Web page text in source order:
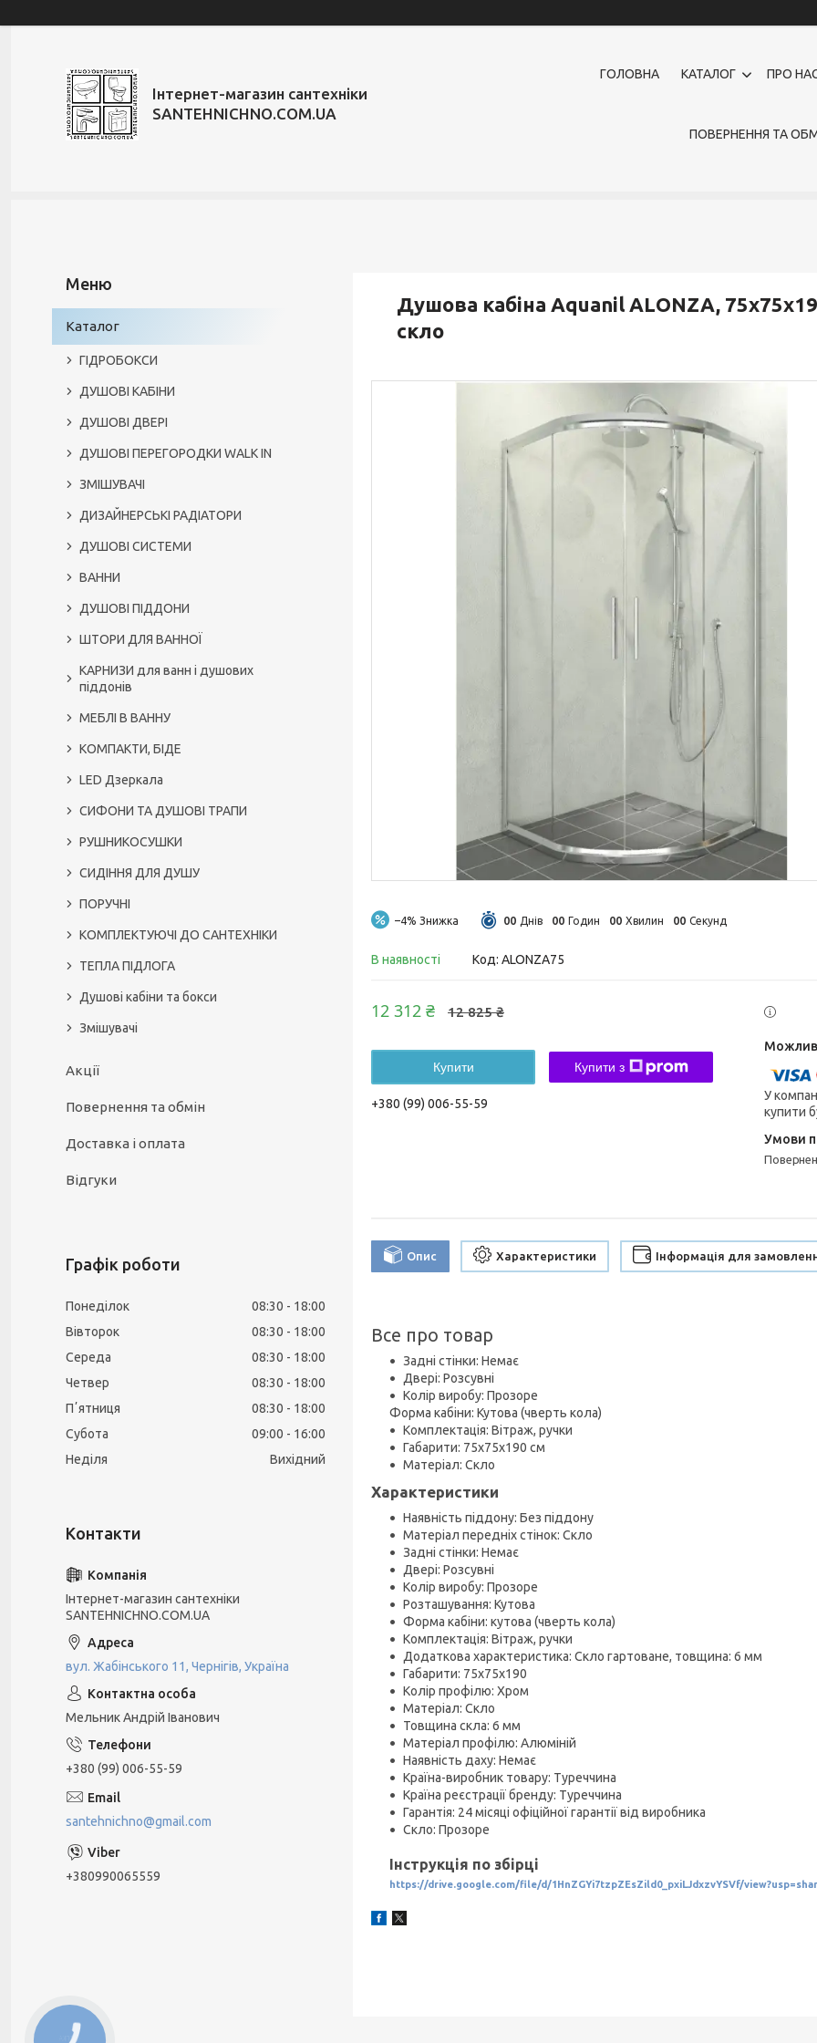
Інтернет-магазин сантехніки
SANTEHNICHNO.COM.UA
ГОЛОВНА КАТАЛОГ ПРО
ПОВЕРНЕННЯ ТА
Душова кабіна Aquanil ALONZA,
скло
–4% 00 Днів 00 Годин 00 Хвилин 00 Секунд
В наявності Код: ALONZA75
12 825 ₴
12 312 ₴
Купити Купити з
+380 (99) 006-55-59
У
купити
Опис Характеристики Інформація для
Все про товар
Задні стінки: Немає
Двері: Розсувні
Колір виробу: Прозоре
Форма кабіни: Кутова (чверть кола)
Комплектація: Вітраж, ручки
Габарити: 75х75х190 см
Матеріал: Скло
Характеристики
Наявність піддону: Без піддону
Матеріал передніх стінок: Скло
Задні стінки: Немає
Двері: Розсувні
Колір виробу: Прозоре
Розташування: Кутова
Форма кабіни: кутова (чверть кола)
Комплектація: Вітраж, ручки
Додаткова характеристика: Скло гартоване, товщина: 6 мм
Габарити: 75х75х190
Колір профілю: Хром
Матеріал: Скло
Товщина скла: 6 мм
Матеріал профілю: Алюміній
Наявність даху: Немає
Країна-виробник товару: Туреччина
Країна реєстрації бренду: Туреччина
Гарантія: 24 місяці офіційної гарантії від виробника
Скло: Прозоре
Інструкція по збірці
https://drive.google.com/file/d/1HnZGYi7tzpZEsZild0_pxiLJdxzvYSVf/
Каталог
ГІДРОБОКСИ
ДУШОВІ КАБІНИ
ДУШОВІ ДВЕРІ
ДУШОВІ ПЕРЕГОРОДКИ WALK IN
ЗМІШУВАЧІ
ДИЗАЙНЕРСЬКІ РАДІАТОРИ
ДУШОВІ СИСТЕМИ
ВАННИ
ДУШОВІ ПІДДОНИ
ШТОРИ ДЛЯ ВАННОЇ
КАРНИЗИ для ванн і душових
піддонів
МЕБЛІ В ВАННУ
КОМПАКТИ, БІДЕ
LED Дзеркала
СИФОНИ ТА ДУШОВІ ТРАПИ
РУШНИКОСУШКИ
СИДІННЯ ДЛЯ ДУШУ
ПОРУЧНІ
КОМПЛЕКТУЮЧІ ДО САНТЕХНІКИ
ТЕПЛА ПІДЛОГА
Душові кабіни та бокси
Змішувачі
Акції
Повернення та обмін
Доставка і оплата
Відгуки
Графік роботи
Понеділок 08:30
18:00
Вівторок
08:30
18:00
Середа
08:30
18:00
Четвер
08:30
18:00
Пʼятниця
08:30
18:00
Субота
09:00
16:00
Неділя
Вихідний
Інтернет-магазин сантехніки
SANTEHNICHNO.COM.UA
вул. Жабінського 11, Чернігів, Україна
Мельник Андрій Іванович
+380 (99) 006-55-59
santehnichno@gmail.com
+380990065559
КНОПКА